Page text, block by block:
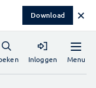
Download ✕
Menu
Inloggen